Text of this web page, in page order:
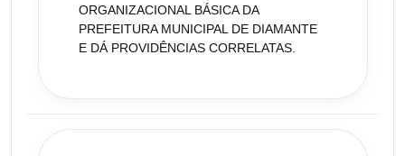
ORGANIZACIONAL BÁSICA DA
PREFEITURA MUNICIPAL DE DIAMANTE
E DÁ PROVIDÊNCIAS CORRELATAS.